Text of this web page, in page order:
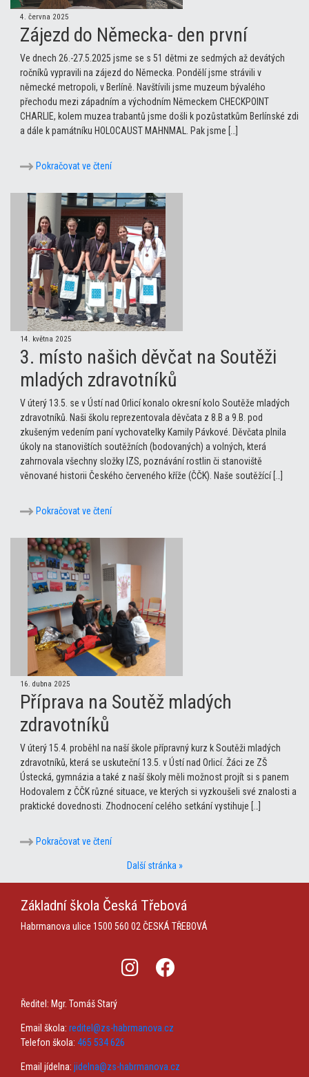
4. června 2025
Zájezd do Německa- den první
Ve dnech 26.-27.5.2025 jsme se s 51 dětmi ze sedmých až devátých
ročníků vypravili na zájezd do Německa. Pondělí jsme strávili v
německé metropoli, v Berlíně. Navštívili jsme muzeum bývalého
přechodu mezi západním a východním Německem CHECKPOINT
CHARLIE, kolem muzea trabantů jsme došli k pozůstatkům Berlínské zdi
a dále k památníku HOLOCAUST MAHNMAL. Pak jsme […]
Pokračovat ve čtení
14. května 2025
3. místo našich děvčat na Soutěži
mladých zdravotníků
V úterý 13.5. se v Ústí nad Orlicí konalo okresní kolo Soutěže mladých
zdravotníků. Naši školu reprezentovala děvčata z 8.B a 9.B. pod
zkušeným vedením paní vychovatelky Kamily Pávkové. Děvčata plnila
úkoly na stanovištích soutěžních (bodovaných) a volných, která
zahrnovala všechny složky IZS, poznávání rostlin či stanoviště
věnované historii Českého červeného kříže (ČČK). Naše soutěžící […]
Pokračovat ve čtení
16. dubna 2025
Příprava na Soutěž mladých
zdravotníků
V úterý 15.4. proběhl na naší škole přípravný kurz k Soutěži mladých
zdravotníků, která se uskuteční 13.5. v Ústí nad Orlicí. Žáci ze ZŠ
Ústecká, gymnázia a také z naší školy měli možnost projít si s panem
Hodovalem z ČČK různé situace, ve kterých si vyzkoušeli své znalosti a
praktické dovednosti. Zhodnocení celého setkání vystihuje […]
Pokračovat ve čtení
Další stránka »
Základní škola Česká Třebová
Habrmanova ulice 1500 560 02 ČESKÁ TŘEBOVÁ
Ředitel: Mgr. Tomáš Starý
Email škola: reditel@zs-habrmanova.cz
Telefon škola: 465 534 626
Email jídelna: jidelna@zs-habrmanova.cz